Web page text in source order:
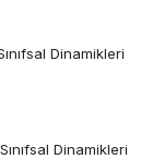
Dinamikleri
Dinamikleri